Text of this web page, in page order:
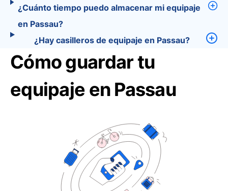
¿Cuánto tiempo puedo almacenar mi equipaje
en Passau?
¿Hay casilleros de equipaje en Passau?
Cómo guardar tu
equipaje en Passau